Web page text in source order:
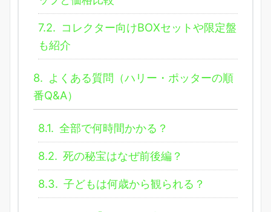
7.2. コレクター向けBOXセットや限定盤
も紹介
8. よくある質問（ハリー・ポッターの順
番Q&A）
8.1. 全部で何時間かかる？
8.2. 死の秘宝はなぜ前後編？
8.3. 子どもは何歳から観られる？